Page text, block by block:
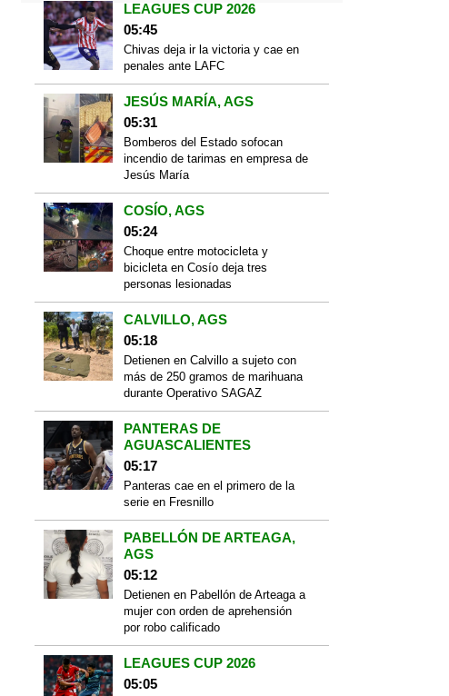
LEAGUES CUP 2026
05:45
Chivas deja ir la victoria y cae en
penales ante LAFC
JESÚS MARÍA, AGS
05:31
Bomberos del Estado sofocan
incendio de tarimas en empresa de
Jesús María
COSÍO, AGS
05:24
Choque entre motocicleta y
bicicleta en Cosío deja tres
personas lesionadas
CALVILLO, AGS
05:18
Detienen en Calvillo a sujeto con
más de 250 gramos de marihuana
durante Operativo SAGAZ
PANTERAS DE
AGUASCALIENTES
05:17
Panteras cae en el primero de la
serie en Fresnillo
PABELLÓN DE ARTEAGA,
AGS
05:12
Detienen en Pabellón de Arteaga a
mujer con orden de aprehensión
por robo calificado
LEAGUES CUP 2026
05:05